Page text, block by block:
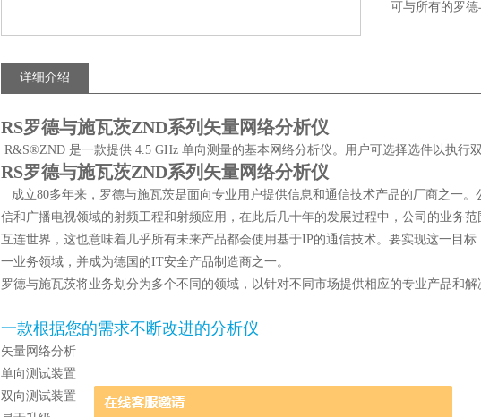
可与所有的罗
详细介绍
RS罗德与施瓦茨ZND系列矢量网络分析仪
R&S®ZND 是一款提供 4.5 GHz 单向测量的基本网络分析仪。用户可选择选件以执行
RS罗德与施瓦茨ZND系列矢量网络分析仪
成立80多年来，罗德与施瓦茨是面向专业用户提供信息和通信技术产品的厂商之一
信和广播电视领域的射频工程和射频应用，在此后几十年的发展过程中，公司的业务
互连世界，这也意味着几乎所有未来产品都会使用基于IP的通信技术。要实现这一目
一业务领域，并成为德国的IT安全产品制造商之一。
罗德与施瓦茨将业务划分为多个不同的领域，以针对不同市场提供相应的专业产品和解
一款根据您的需求不断改进的分析仪
矢量网络分析
单向测试装置
双向测试装置